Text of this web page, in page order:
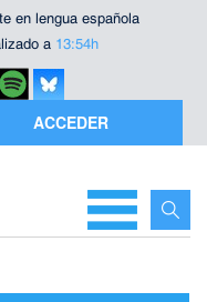
en lengua española
a 13:54h
ACCEDER